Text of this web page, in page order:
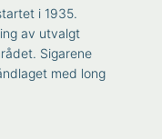
i 1935.
av utvalgt
Sigarene
med long